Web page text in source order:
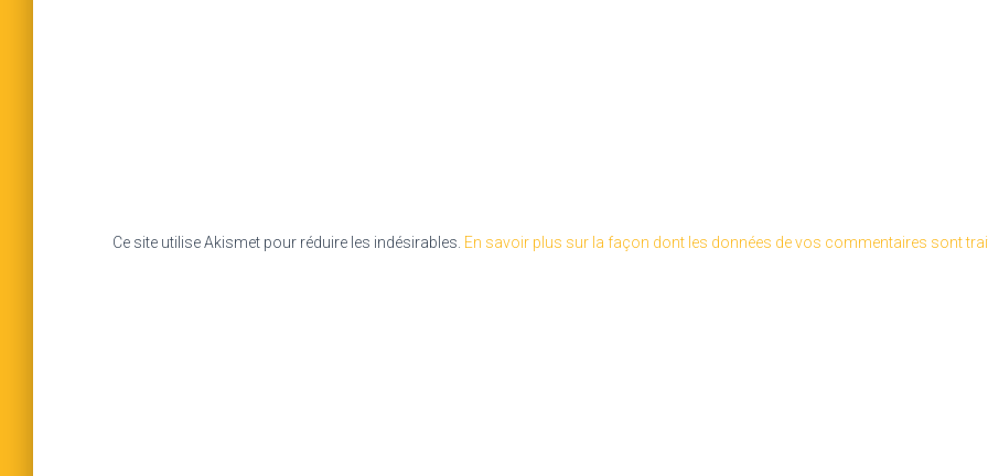
Ce site utilise Akismet pour réduire les indésirables. En savoir plus sur la façon dont les données de vos commentaires sont